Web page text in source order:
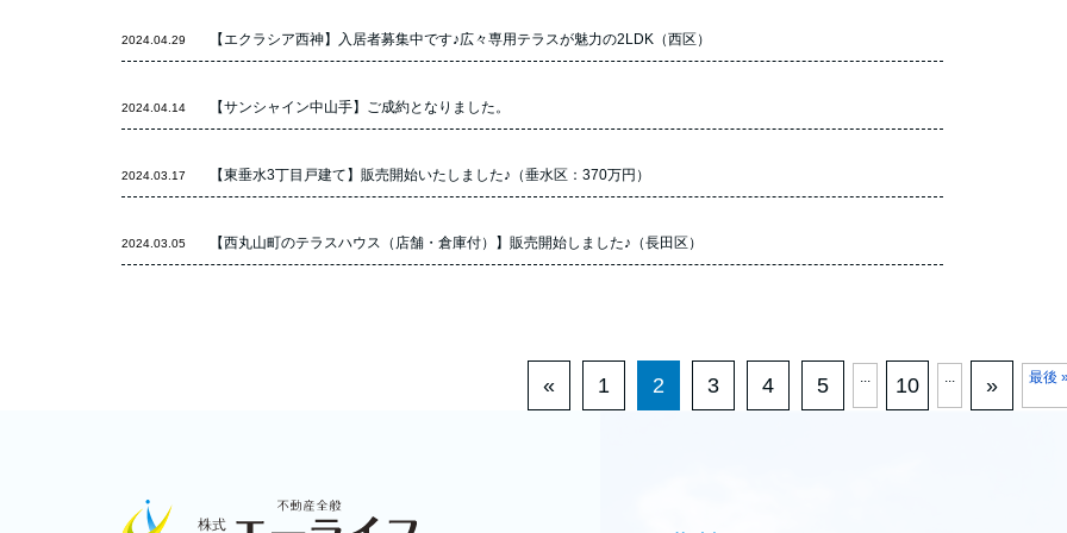
2024.04.29 【エクラシア西神】入居者募集中です♪広々専用テラスが魅力の2LDK（西区）
2024.04.14 【サンシャイン中山手】ご成約となりました。
2024.03.17 【東垂水3丁目戸建て】販売開始いたしました♪（垂水区：370万円）
2024.03.05 【西丸山町のテラスハウス（店舗・倉庫付）】販売開始しました♪（長田区）
« 1 2 3 4 5 ... 10 ... » 最後